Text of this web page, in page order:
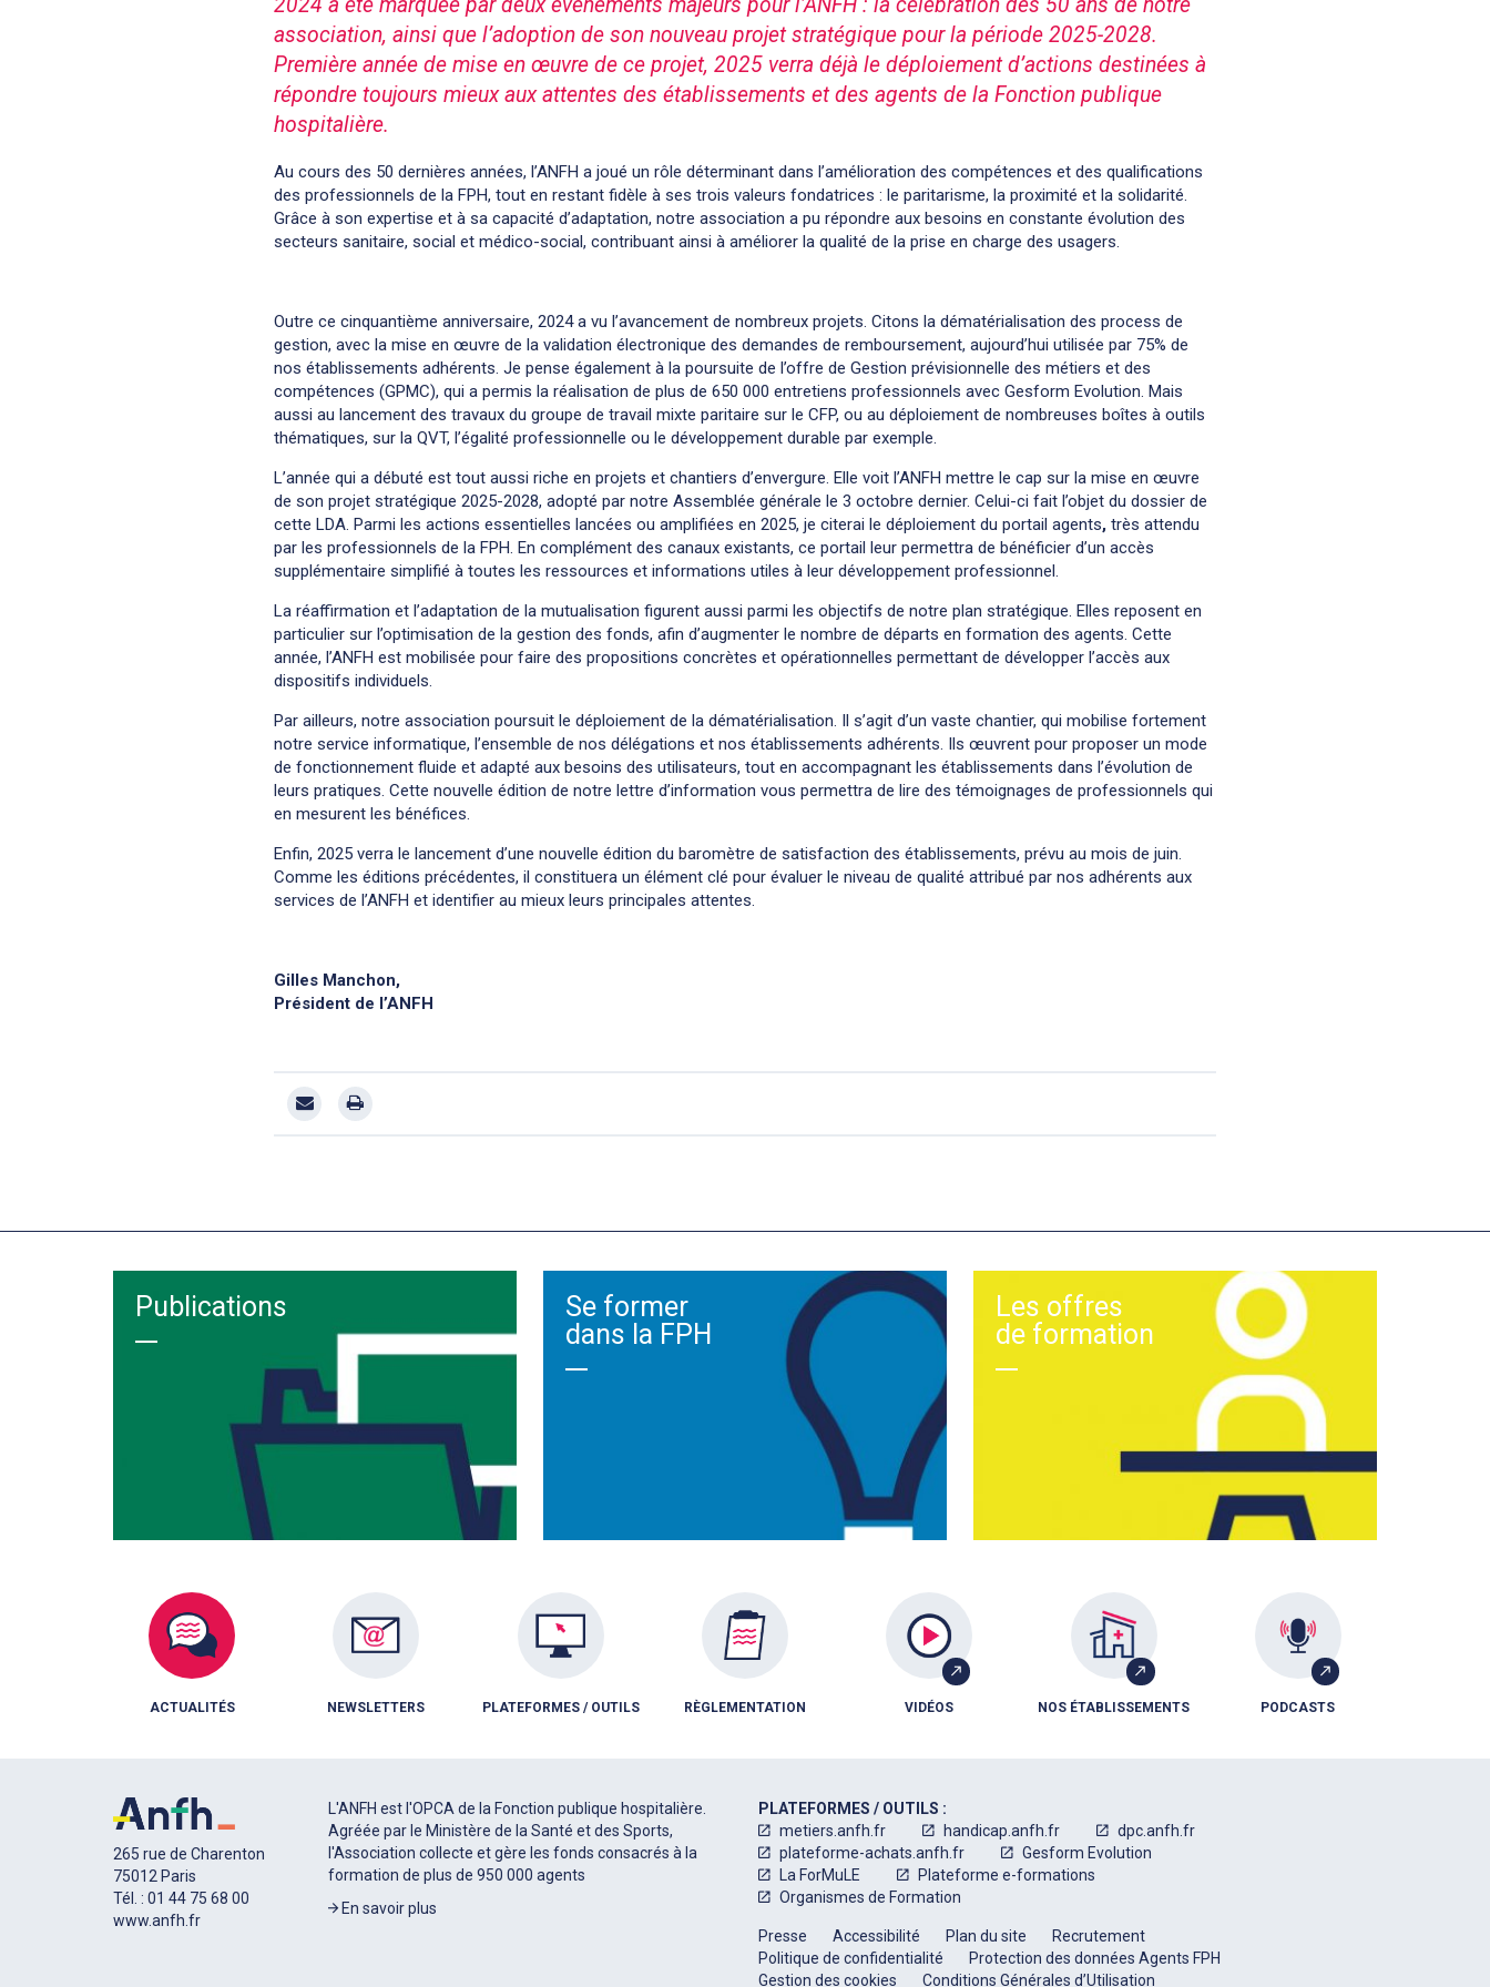
association, ainsi que l’adoption de son nouveau projet stratégique pour la période 2025-2028.
Première année de mise en œuvre de ce projet, 2025 verra déjà le déploiement d’actions destinées à
répondre toujours mieux aux attentes des établissements et des agents de la Fonction publique
hospitalière.
Au cours des 50 dernières années, l’ANFH a joué un rôle déterminant dans l’amélioration des compétences et des qualifications
des professionnels de la FPH, tout en restant fidèle à ses trois valeurs fondatrices : le paritarisme, la proximité et la solidarité.
Grâce à son expertise et à sa capacité d’adaptation, notre association a pu répondre aux besoins en constante évolution des
secteurs sanitaire, social et médico-social, contribuant ainsi à améliorer la qualité de la prise en charge des usagers.
Outre ce cinquantième anniversaire, 2024 a vu l’avancement de nombreux projets. Citons la dématérialisation des process de
gestion, avec la mise en œuvre de la validation électronique des demandes de remboursement, aujourd’hui utilisée par 75% de
nos établissements adhérents. Je pense également à la poursuite de l’offre de Gestion prévisionnelle des métiers et des
compétences (GPMC), qui a permis la réalisation de plus de 650 000 entretiens professionnels avec Gesform Evolution. Mais
aussi au lancement des travaux du groupe de travail mixte paritaire sur le CFP, ou au déploiement de nombreuses boîtes à outils
thématiques, sur la QVT, l’égalité professionnelle ou le développement durable par exemple.
L’année qui a débuté est tout aussi riche en projets et chantiers d’envergure. Elle voit l’ANFH mettre le cap sur la mise en œuvre
de son projet stratégique 2025-2028, adopté par notre Assemblée générale le 3 octobre dernier. Celui-ci fait l’objet du dossier de
cette LDA. Parmi les actions essentielles lancées ou amplifiées en 2025, je citerai le déploiement du portail agents, très attendu
par les professionnels de la FPH. En complément des canaux existants, ce portail leur permettra de bénéficier d’un accès
supplémentaire simplifié à toutes les ressources et informations utiles à leur développement professionnel.
La réaffirmation et l’adaptation de la mutualisation figurent aussi parmi les objectifs de notre plan stratégique. Elles reposent en
particulier sur l’optimisation de la gestion des fonds, afin d’augmenter le nombre de départs en formation des agents. Cette
année, l’ANFH est mobilisée pour faire des propositions concrètes et opérationnelles permettant de développer l’accès aux
dispositifs individuels.
Par ailleurs, notre association poursuit le déploiement de la dématérialisation. Il s’agit d’un vaste chantier, qui mobilise fortement
notre service informatique, l’ensemble de nos délégations et nos établissements adhérents. Ils œuvrent pour proposer un mode
de fonctionnement fluide et adapté aux besoins des utilisateurs, tout en accompagnant les établissements dans l’évolution de
leurs pratiques. Cette nouvelle édition de notre lettre d’information vous permettra de lire des témoignages de professionnels qui
en mesurent les bénéfices.
Enfin, 2025 verra le lancement d’une nouvelle édition du baromètre de satisfaction des établissements, prévu au mois de juin.
Comme les éditions précédentes, il constituera un élément clé pour évaluer le niveau de qualité attribué par nos adhérents aux
services de l’ANFH et identifier au mieux leurs principales attentes.
Gilles Manchon,
Président de l’ANFH
Publications
Se former
dans la FPH
Les offres
de formation
ACTUALITÉS NEWSLETTERS PLATEFORMES / OUTILS RÈGLEMENTATION VIDÉOS NOS ÉTABLISSEMENTS PODCASTS
265 rue de Charenton
75012 Paris
Tél. : 01 44 75 68 00
www.anfh.fr
L'ANFH est l'OPCA de la Fonction publique hospitalière.
Agréée par le Ministère de la Santé et des Sports,
l'Association collecte et gère les fonds consacrés à la
formation de plus de 950 000 agents
En savoir plus
PLATEFORMES / OUTILS :
metiers.anfh.fr
handicap.anfh.fr
dpc.anfh.fr
plateforme-achats.anfh.fr
Gesform Evolution
La ForMuLE
Plateforme e-formations
Organismes de Formation
Presse Accessibilité Plan du site
Recrutement
Politique de confidentialité
Protection des données Agents FPH
Gestion des cookies
Conditions Générales d’Utilisation